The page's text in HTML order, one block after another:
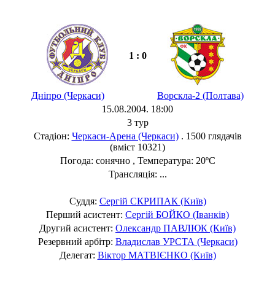
1 : 0
Дніпро (Черкаси)
Ворскла-2 (Полтава)
15.08.2004. 18:00
3 тур
Стадіон: Черкаси-Арена (Черкаси). 1500 глядачів
(вміст 10321)
Погода: сонячно , Температура: 20ºC
Трансляція: ...
Суддя: Сергій СКРИПАК (Київ)
Перший асистент: Сергій БОЙКО (Іванків)
Другий асистент: Олександр ПАВЛЮК (Київ)
Резервний арбітр: Владислав УРСТА (Черкаси)
Делегат: Віктор МАТВІЄНКО (Київ)